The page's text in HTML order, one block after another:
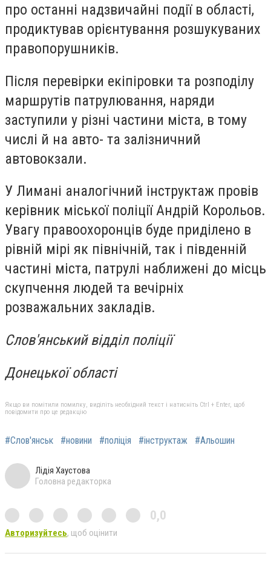
про останні надзвичайні події в області,
продиктував орієнтування розшукуваних
правопорушників.
Після перевірки екіпіровки та розподілу
маршрутів патрулювання, наряди
заступили у різні частини міста, в тому
числі й на авто- та залізничний
автовокзали.
У Лимані аналогічний інструктаж провів
керівник міської поліції Андрій Корольов.
Увагу правоохоронців буде приділено в
рівній мірі як північній, так і південній
частині міста, патрулі наближені до місць
скупчення людей та вечірніх
розважальних закладів.
Слов'янський відділ поліції
Донецької області
Якщо ви помітили помилку, виділіть необхідний текст і натисніть Ctrl + Enter, щоб
повідомити про це редакцію
#Слов'янськ #новини #поліція #інструктаж #Альошин
Лідія Хаустова
Головна редакторка
0,0
Авторизуйтесь, щоб оцінити